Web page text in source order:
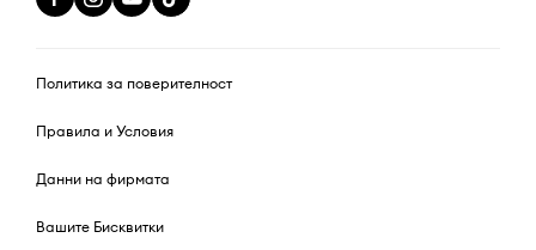
Политика за поверителност
Правила и Условия
Данни на фирмата
Вашите Бисквитки